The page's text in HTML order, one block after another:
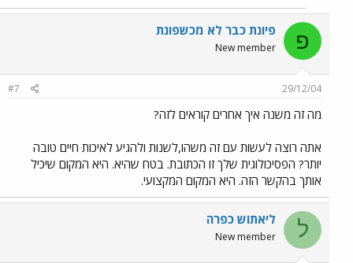
פ פיונת כבר לא מכשפונת
New member
29/12/04
#7
מה זה משנה איך אחרים קוראים לזה?
אתה רוצה לעשות עם זה משהו,לשנות ולהגיע לאיכות חיים טובה
יותר? הפסיכולוגית שלך זו הכתובת. בטח שהיא. היא המקום שיכיל
אותך בהקשר הזה. היא המקום המקצועי.
ל ליאתוש כפרה
New member